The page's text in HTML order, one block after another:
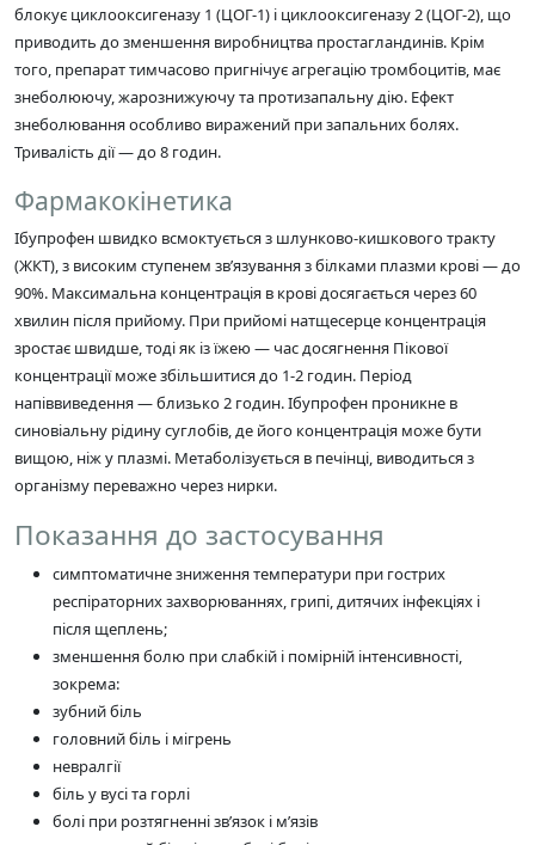
блокує циклооксигеназу 1 (ЦОГ-1) і циклооксигеназу 2 (ЦОГ-2), що
приводить до зменшення виробництва простагландинів. Крім
того, препарат тимчасово пригнічує агрегацію тромбоцитів, має
знеболюючу, жарознижуючу та протизапальну дію. Ефект
знеболювання особливо виражений при запальних болях.
Тривалість дії — до 8 годин.
Фармакокінетика
Ібупрофен швидко всмоктується з шлунково-кишкового тракту
(ЖКТ), з високим ступенем зв’язування з білками плазми крові — до
90%. Максимальна концентрація в крові досягається через 60
хвилин після прийому. При прийомі натщесерце концентрація
зростає швидше, тоді як із їжею — час досягнення Пікової
концентрації може збільшитися до 1-2 годин. Період
напіввиведення — близько 2 годин. Ібупрофен проникне в
синовіальну рідину суглобів, де його концентрація може бути
вищою, ніж у плазмі. Метаболізується в печінці, виводиться з
організму переважно через нирки.
Показання до застосування
симптоматичне зниження температури при гострих
респіраторних захворюваннях, грипі, дитячих інфекціях і
після щеплень;
зменшення болю при слабкій і помірній інтенсивності,
зокрема:
зубний біль
головний біль і мігрень
невралгії
біль у вусі та горлі
болі при розтягненні зв’язок і м’язів